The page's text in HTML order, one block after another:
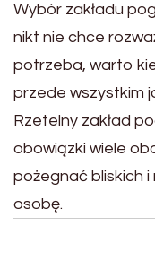
Wybór zakładu
nikt nie chce
potrzeba, warto
przede wszystkim
Rzetelny zakład
obowiązki wiele
pożegnać bliskich
osobę.